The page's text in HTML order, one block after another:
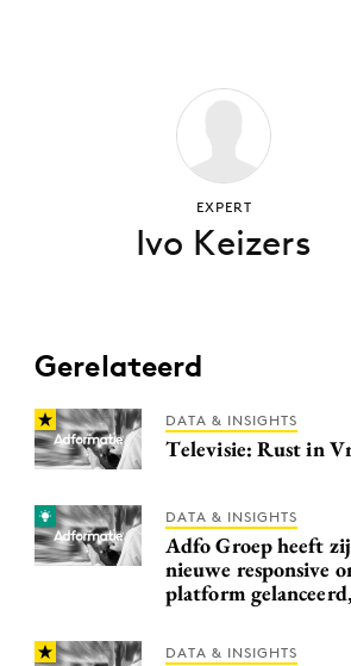
EXPERT
Ivo Keizers
Gerelateerd
DATA & INSIGHTS
Televisie: Rust in
DATA & INSIGHTS
Adfo Groep heeft
nieuwe responsive
platform gelanceerd,
DATA & INSIGHTS